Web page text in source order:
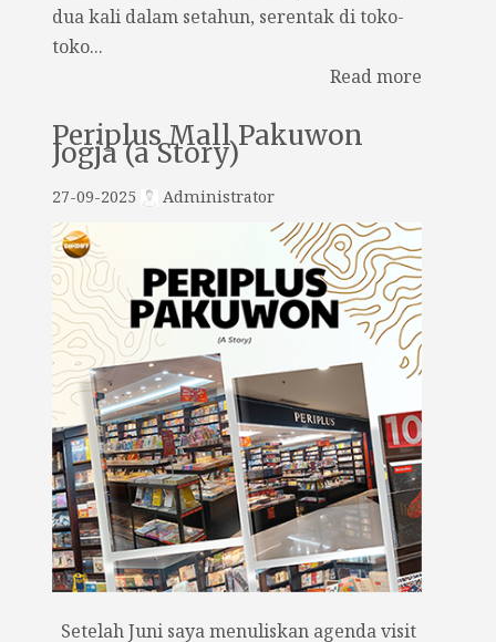
dua kali dalam setahun, serentak di toko-
toko...
Read more
Periplus Mall Pakuwon
Jogja (a Story)
27-09-2025 Administrator
Setelah Juni saya menuliskan agenda visit